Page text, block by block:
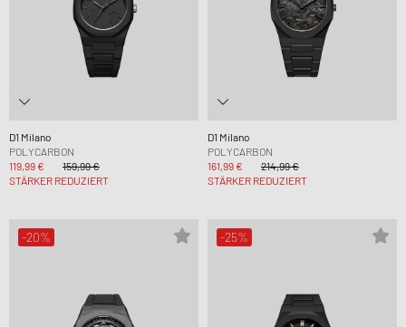
D1 Milano
POLYCARBON
119,99 €
159,99 €
STÄRKER REDUZIERT
D1 Milano
POLYCARBON
161,99 €
214,99 €
STÄRKER REDUZIERT
-20% -25%